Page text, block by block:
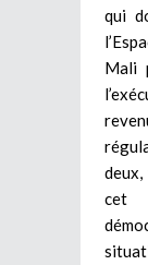
qui
Mali
cet